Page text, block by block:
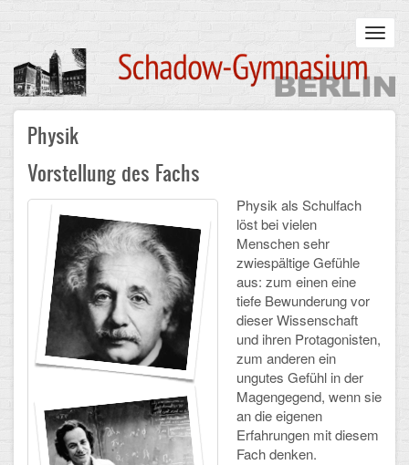
content
Main
navigation
STARTSEITE
UNSERE SCHULE
Infos zum Schulalltag
Was uns wichtig ist
Campus
Sanierung
Schulpartnerschaft
Historisches
Schulalbum
Physik
Vorstellung des Fachs
Physik als Schulfach
löst bei vielen
Menschen sehr
zwiespältige Gefühle
aus: zum einen eine
tiefe Bewunderung vor
dieser Wissenschaft
und ihren Protagonisten,
zum anderen ein
ungutes Gefühl in der
Magengegend, wenn sie
an die eigenen
Erfahrungen mit diesem
Fach denken.